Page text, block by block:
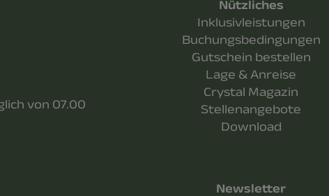
von 07.00
Nützliches
Inklusivleistungen
Buchungsbedingungen
Gutschein bestellen
Lage & Anreise
Crystal Magazin
Stellenangebote
Download
Newsletter